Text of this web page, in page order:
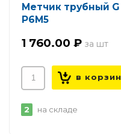
Метчик трубный
Р6М5
1 760.00 ₽
2 на складе